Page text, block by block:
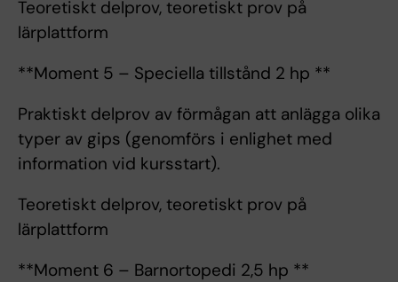
Teoretiskt delprov, teoretiskt prov på
lärplattform
**Moment 5 – Speciella tillstånd 2 hp **
Praktiskt delprov av förmågan att anlägga olika
typer av gips (genomförs i enlighet med
information vid kursstart).
Teoretiskt delprov, teoretiskt prov på
lärplattform
**Moment 6 – Barnortopedi 2,5 hp **